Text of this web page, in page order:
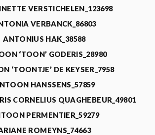
VERSTICHELEN_123698
VERBANCK_86803
ANTONIUS HAK_38588
‘TOON’ GODERIS_28980
‘TOONTJE’ DE KEYSER_7958
HANSSENS_57859
CORNELIUS QUAGHEBEUR_49801
PERMENTIER_59279
ROMEYNS_74663